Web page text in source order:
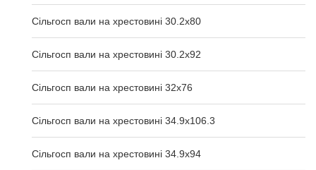
Сільгосп вали на хрестовині 30.2x80
Сільгосп вали на хрестовині 30.2x92
Сільгосп вали на хрестовині 32x76
Сільгосп вали на хрестовині 34.9x106.3
Сільгосп вали на хрестовині 34.9x94